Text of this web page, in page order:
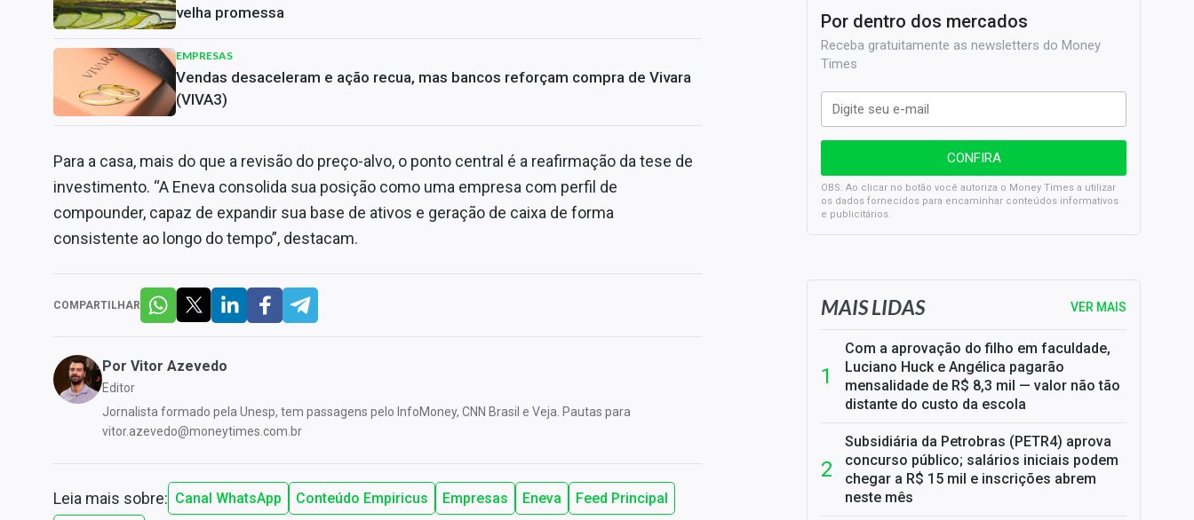
velha promessa
EMPRESAS
Vendas desaceleram e ação recua, mas bancos reforçam compra de Vivara
(VIVA3)
Para a casa, mais do que a revisão do preço-alvo, o ponto central é a reafirmação da tese de
investimento. “A Eneva consolida sua posição como uma empresa com perfil de
compounder, capaz de expandir sua base de ativos e geração de caixa de forma
consistente ao longo do tempo”, destacam.
COMPARTILHAR
Por Vitor Azevedo
Editor
Jornalista formado pela Unesp, tem passagens pelo InfoMoney, CNN Brasil e Veja. Pautas para
vitor.azevedo@moneytimes.com.br
Leia mais sobre: Canal WhatsApp Conteúdo Empiricus Empresas Eneva
Feed Principal
Por dentro dos mercados
Receba gratuitamente as newsletters do Money
Times
OBS: Ao clicar no botão você autoriza o Money Times a utilizar
os dados fornecidos para encaminhar conteúdos informativos
e publicitários.
SELIC em 14%: A repercussão da decisão sobre os JUROS
MAIS LIDAS VER MAIS
Com a aprovação do filho em faculdade,
Luciano Huck e Angélica pagarão
mensalidade de R$ 8,3 mil — valor não tão
distante do custo da escola
Subsidiária da Petrobras (PETR4) aprova
concurso público; salários iniciais podem
chegar a R$ 15 mil e inscrições abrem
neste mês